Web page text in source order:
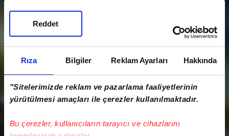
Rıza Bilgiler Reklam Ayarları Hakkında
"Sitelerimizde reklam ve pazarlama faaliyetlerinin
yürütülmesi amaçları ile çerezler kullanılmaktadır.
Bu çerezler, kullanıcıların tarayıcı ve cihazlarını
Reddet